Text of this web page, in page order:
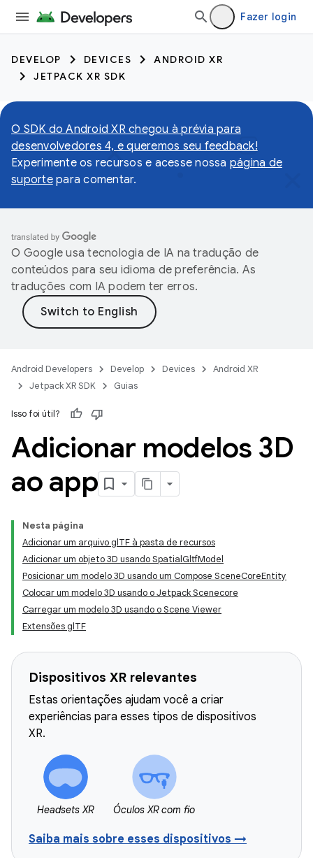
Fazer login
DEVELOP DEVICES
ANDROID XR
JETPACK XR SDK
O SDK do Android XR chegou à prévia para
desenvolvedores 4, e queremos seu feedback!
Experimente os recursos e acesse nossa página de
suportepara comentar.
O Google usa tecnologia de IA na tradução de
conteúdos para seu idioma de preferência. As
traduções com IA podem ter erros.
Android Developers Develop Devices
Android XR
Jetpack XR SDK
Guias
Isso foi útil?
Adicionar modelos 3D
ao app
Nesta página
Adicionar um arquivo glTF à pasta de recursos
Adicionar um objeto 3D usando SpatialGltfModel
Posicionar um modelo 3D usando um Compose SceneCoreEntity
Colocar um modelo 3D usando o Jetpack Scenecore
Carregar um modelo 3D usando o Scene Viewer
Extensões glTF
Dispositivos XR relevantes
Estas orientações ajudam você a criar
experiências para esses tipos de dispositivos
XR.
Headsets XR Óculos XR com fio
Saiba mais sobre esses dispositivos →